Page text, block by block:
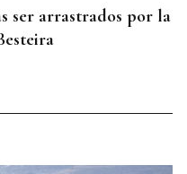
ser arrastrados por la